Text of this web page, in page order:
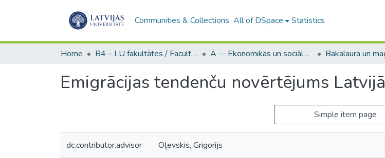
Communities & Collections All of DSpace Statistics
Home B4 – LU fakultātes / Faculties of the UL A -- Ekonomikas un sociālo zinātņu fakultāte / Faculty of Economics and Social Sciences
Emigrācijas tendenču novērtējums Latvijā
Simple item page
dc.contributor.advisor Oļevskis, Grigorijs